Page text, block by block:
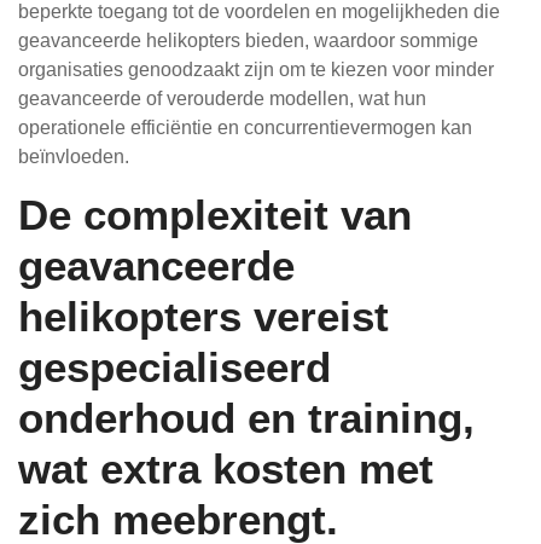
beperkte toegang tot de voordelen en mogelijkheden die
geavanceerde helikopters bieden, waardoor sommige
organisaties genoodzaakt zijn om te kiezen voor minder
geavanceerde of verouderde modellen, wat hun
operationele efficiëntie en concurrentievermogen kan
beïnvloeden.
De complexiteit van
geavanceerde
helikopters vereist
gespecialiseerd
onderhoud en training,
wat extra kosten met
zich meebrengt.